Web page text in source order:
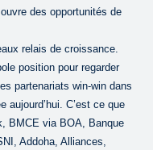
des opportunités de
relais de croissance.
position pour regarder
partenariats win-win dans
aujourd’hui. C’est ce que
BMCE via BOA, Banque
Addoha, Alliances,